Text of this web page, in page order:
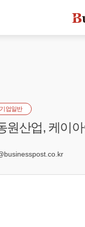
기업일반
원산업, 케이